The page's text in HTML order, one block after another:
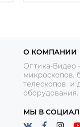
О КОМПАНИИ
Оптика-Видео
микроскопов,
телескопов и
оборудования.
МЫ В